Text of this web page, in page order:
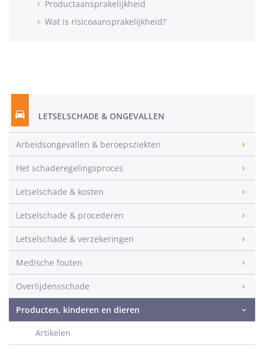
Productaansprakelijkheid
Wat is risicoaansprakelijkheid?
LETSELSCHADE & ONGEVALLEN
Arbeidsongevallen & beroepsziekten
Het schaderegelingsproces
Letselschade & kosten
Letselschade & procederen
Letselschade & verzekeringen
Medische fouten
Overlijdensschade
Producten, kinderen en dieren
Artikelen